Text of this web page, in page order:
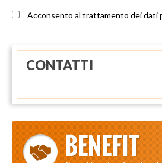
Acconsento al trattamento dei dati
CONTATTI